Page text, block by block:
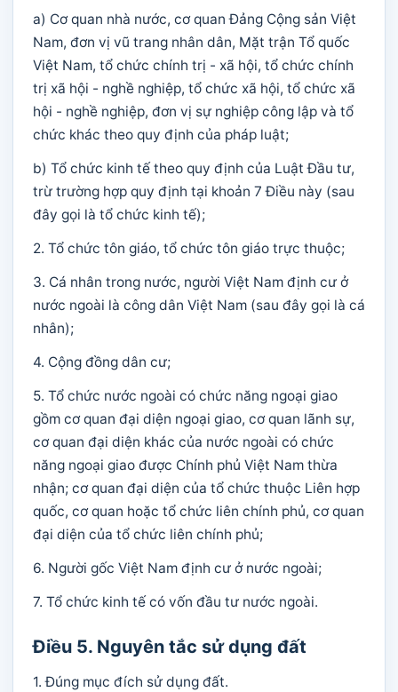
a) Cơ quan nhà nước, cơ quan Đảng Cộng sản Việt
Nam, đơn vị vũ trang nhân dân, Mặt trận Tổ quốc
Việt Nam, tổ chức chính trị - xã hội, tổ chức chính
trị xã hội - nghề nghiệp, tổ chức xã hội, tổ chức xã
hội - nghề nghiệp, đơn vị sự nghiệp công lập và tổ
chức khác theo quy định của pháp luật;
b) Tổ chức kinh tế theo quy định của Luật Đầu tư,
trừ trường hợp quy định tại khoản 7 Điều này (sau
đây gọi là tổ chức kinh tế);
2. Tổ chức tôn giáo, tổ chức tôn giáo trực thuộc;
3. Cá nhân trong nước, người Việt Nam định cư ở
nước ngoài là công dân Việt Nam (sau đây gọi là cá
nhân);
4. Cộng đồng dân cư;
5. Tổ chức nước ngoài có chức năng ngoại giao
gồm cơ quan đại diện ngoại giao, cơ quan lãnh sự,
cơ quan đại diện khác của nước ngoài có chức
năng ngoại giao được Chính phủ Việt Nam thừa
nhận; cơ quan đại diện của tổ chức thuộc Liên hợp
quốc, cơ quan hoặc tổ chức liên chính phủ, cơ quan
đại diện của tổ chức liên chính phủ;
6. Người gốc Việt Nam định cư ở nước ngoài;
7. Tổ chức kinh tế có vốn đầu tư nước ngoài.
Điều 5. Nguyên tắc sử dụng đất
1. Đúng mục đích sử dụng đất.